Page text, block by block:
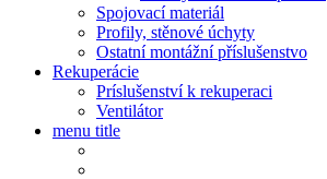
Spojovací materiál
Profily, stěnové úchyty
Ostatní montážní příslušenstvo
Rekuperácie
Príslušenství k rekuperaci
Ventilátor
menu title